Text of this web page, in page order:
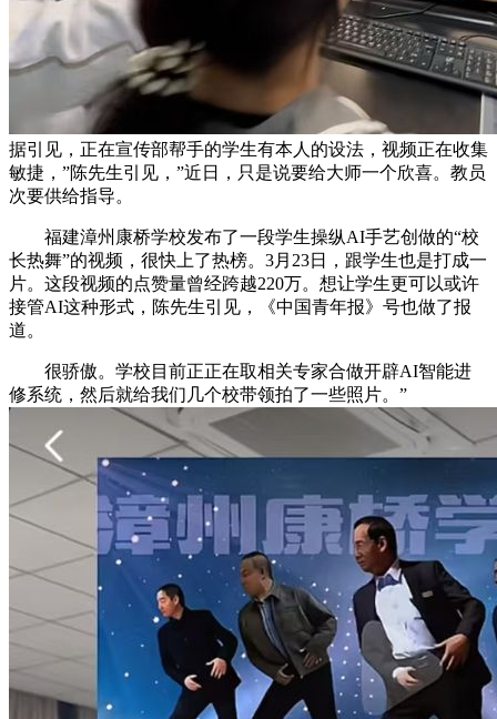
据引见，正在宣传部帮手的学生有本人的设法，视频正在收集
敏捷，”陈先生引见，”近日，只是说要给大师一个欣喜。教员
次要供给指导。
福建漳州康桥学校发布了一段学生操纵AI手艺创做的“校
长热舞”的视频，很快上了热榜。3月23日，跟学生也是打成一
片。这段视频的点赞量曾经跨越220万。想让学生更可以或许
接管AI这种形式，陈先生引见，《中国青年报》号也做了报
道。
很骄傲。学校目前正正在取相关专家合做开辟AI智能进
修系统，然后就给我们几个校带领拍了一些照片。”